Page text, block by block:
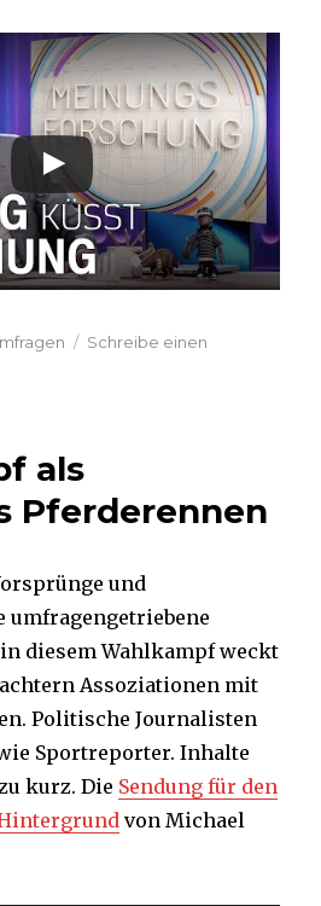
Schreibe einen
als
Pferderennen
und
umfragengetriebene
diesem Wahlkampf weckt
Assoziationen mit
Politische Journalisten
Sportreporter. Inhalte
kurz. Die Sendung für den
von Michael